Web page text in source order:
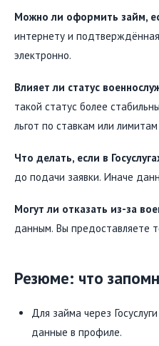
Можно ли оформить займ,
интернету и
электронно.
Влияет ли статус
такой статус более
льгот по ставкам или
Что делать, если в
до подачи заявки. Иначе
Могут ли отказать из-за
данным. Вы предоставляете
Резюме: что
Для займа через
данные в профиле.